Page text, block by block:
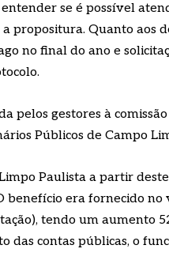
se é possível
propositura. Quanto aos
no final do ano e
pelos gestores à
Públicos de Campo
Paulista a partir
benefício era fornecido no
tendo um aumento
das contas públicas, o